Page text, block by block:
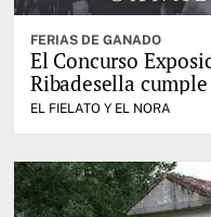
FERIAS DE GANADO
El Concurso
Ribadesella
EL FIELATO Y EL NORA